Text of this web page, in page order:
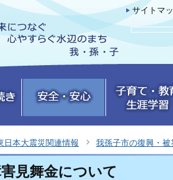
サイトマ
日本大震災関連情報 我孫子市の復興・被
見舞金について